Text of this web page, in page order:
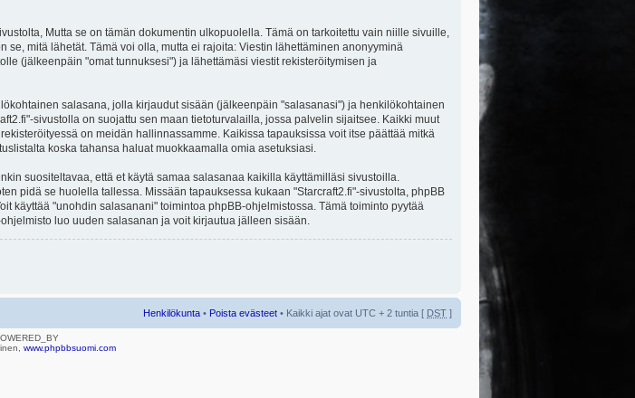
Mutta se on tämän dokumentin ulkopuolella. Tämä on tarkoitettu vain niille sivuille,
mitä lähetät. Tämä voi olla, mutta ei rajoita: Viestin lähettäminen anonyyminä
(jälkeenpäin "omat tunnuksesi") ja lähettämäsi viestit rekisteröitymisen ja
salasana, jolla kirjaudut sisään (jälkeenpäin "salasanasi") ja henkilökohtainen
sivustolla on suojattu sen maan tietoturvalailla, jossa palvelin sijaitsee. Kaikki muut
on meidän hallinnassamme. Kaikissa tapauksissa voit itse päättää mitkä
koska tahansa haluat muokkaamalla omia asetuksiasi.
suositeltavaa, että et käytä samaa salasanaa kaikilla käyttämilläsi sivustoilla.
pidä se huolella tallessa. Missään tapauksessa kukaan "Starcraft2.fi"-sivustolta, phpBB
käyttää "unohdin salasanani" toimintoa phpBB-ohjelmistossa. Tämä toiminto pyytää
luo uuden salasanan ja voit kirjautua jälleen sisään.
Henkilökunta • Poista evästeet • Kaikki ajat ovat UTC + 2 tuntia [ DST ]
www.phpbbsuomi.com